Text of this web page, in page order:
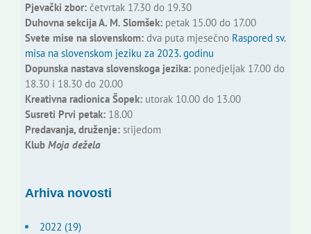
Pjevački zbor:četvrtak 17.30 do 19.30
Duhovna sekcija A. M. Slomšek:petak 15.00 do 17.00
Svete mise na slovenskom:dva puta mjesečno Raspored sv.
misa na slovenskom jeziku za 2023. godinu
Dopunska nastava slovenskoga jezika:ponedjeljak 17.00 do
18.30 i 18.30 do 20.00
Kreativna radionica Šopek:utorak 10.00 do 13.00
Susreti Prvi petak:18.00
Predavanja, druženje:srijedom
Klub Moja dežela
Arhiva novosti
2022 (19)